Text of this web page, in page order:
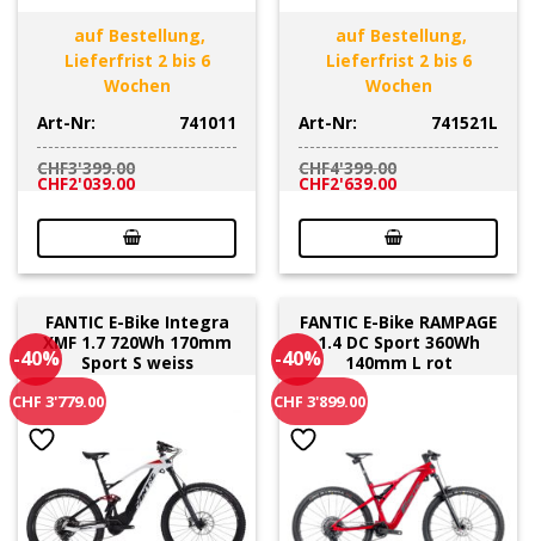
auf Bestellung,
Lieferfrist 2 bis 6
Wochen
Art-Nr:
741011
CHF3'399.00
Ursprünglicher
war:
CHF3'399.00
CHF2'039.00Aktueller
ist:
CHF2'039.00.
auf Bestellung,
Lieferfrist 2 bis 6
Wochen
Art-Nr:
741521L
CHF4'399.00
Ursprünglicher
war:
CHF4'399.00
CHF2'639.00Aktueller
ist:
CHF2'639.00.
-40%
CHF 3'779.00
FANTIC E-Bike Integra
XMF 1.7 720Wh 170mm
Sport S weiss
-40%
CHF 3'899.00
FANTIC E-Bike RAMPAGE
1.4 DC Sport 360Wh
140mm L rot